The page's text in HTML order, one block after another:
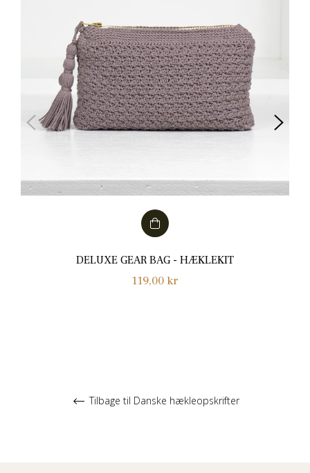
DELUXE GEAR BAG - HÆKLEKIT
Normalpris
119,00 kr
Tilbage til Danske hækleopskrifter